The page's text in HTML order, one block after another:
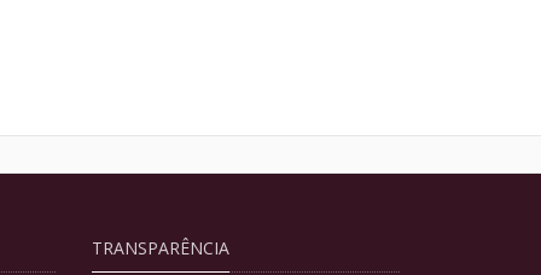
TRANSPARÊNCIA